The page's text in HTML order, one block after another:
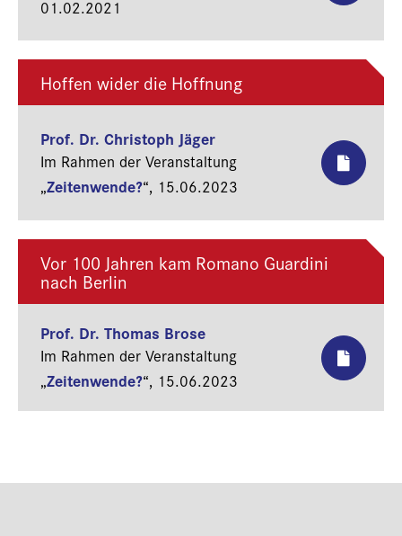
01.02.2021
Hoffen wider die Hoffnung
Prof. Dr. Christoph Jäger
Im Rahmen der Veranstaltung
„Zeitenwende?“, 15.06.2023
Vor 100 Jahren kam Romano Guardini
nach Berlin
Prof. Dr. Thomas Brose
Im Rahmen der Veranstaltung
„Zeitenwende?“, 15.06.2023